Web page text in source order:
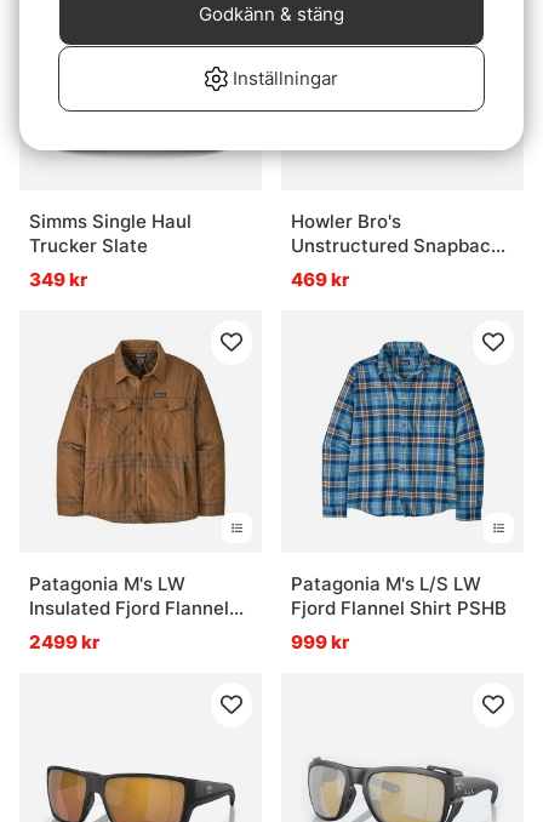
Simms Single Haul
Trucker Slate
349 kr
Howler Bro's
Unstructured Snapback
Hats H Bolt Motif - Teal
Corduroy
469 kr
Patagonia M's LW
Insulated Fjord Flannel
Shirt DEBN
2499 kr
Patagonia M's L/S LW
Fjord Flannel Shirt PSHB
999 kr
Inställningar
Godkänn & stäng